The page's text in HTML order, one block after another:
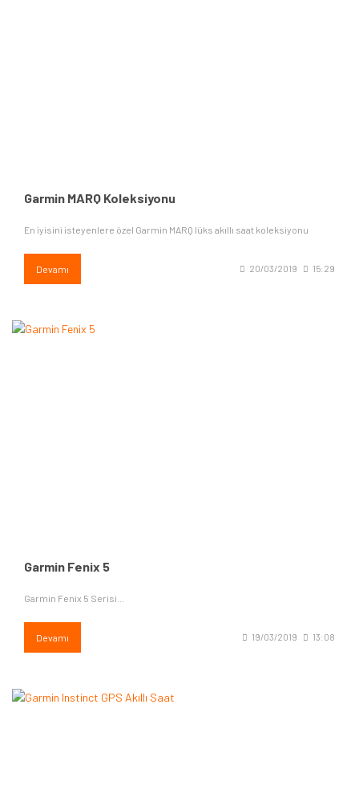
Garmin MARQ Koleksiyonu
En iyisini isteyenlere özel Garmin MARQ lüks akıllı saat koleksiyonu
Devamı 20/03/2019 15:29
Garmin Fenix 5
Garmin Fenix 5 Serisi...
Devamı 19/03/2019 13:08